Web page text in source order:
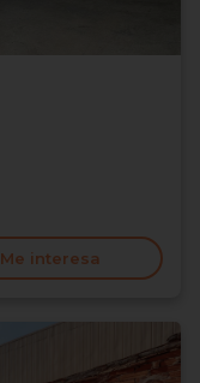
Me interesa